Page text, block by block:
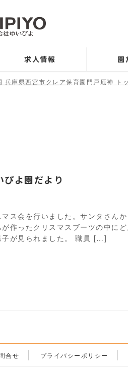
求人情報 園
庫県西宮市クレア保育園門戸厄神 ト
よ園だより
ス会を行いました。サンタさん
作ったクリスマスブーツの中に
子が見られました。 職員 […]
合せ プライバシーポリシー